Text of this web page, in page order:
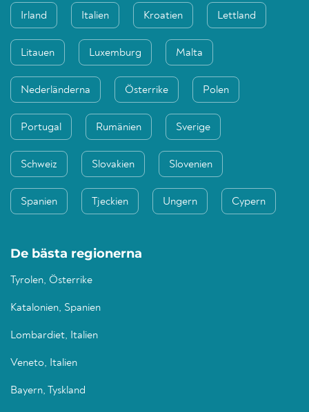
Irland Italien Kroatien Lettland
Litauen Luxemburg Malta
Nederländerna Österrike Polen
Portugal Rumänien Sverige
Schweiz Slovakien Slovenien
Spanien Tjeckien Ungern Cypern
De bästa regionerna
Tyrolen, Österrike
Katalonien, Spanien
Lombardiet, Italien
Veneto, Italien
Bayern, Tyskland